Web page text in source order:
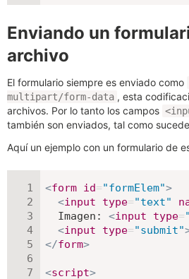
Enviando un
archivo
El formulario siempre es enviado como
multipart/form-data , esta
archivos. Por lo tanto los campos
también son enviados, tal como
Aquí un ejemplo con un formulario de
<form id="formElem">
<input type="text"
  Imagen:
<input type="
<input type="submit"
</form>
<script>